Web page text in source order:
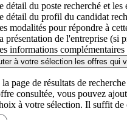
détail du poste recherché et les
détail du profil du candidat
modalités pour répondre à
présentation de l'entreprise (si
informations complémentaires
à votre sélection les offres qui
page de résultats de
consultée, vous pouvez
à votre sélection. Il suffit